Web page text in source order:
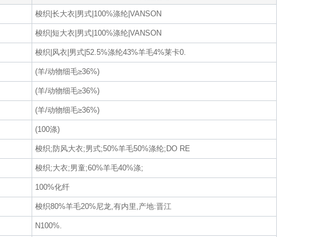
梭织|长大衣|男式|100%涤纶|VANSON
梭织|短大衣|男式|100%涤纶|VANSON
梭织|风衣|男式|52.5%涤纶43%羊毛4%莱卡0.
(羊/动物细毛≥36%)
(羊/动物细毛≥36%)
(羊/动物细毛≥36%)
(100涤)
梭织;防风大衣;男式;50%羊毛50%涤纶;DO RE
梭织;大衣;男童;60%羊毛40%涤;
100%化纤
梭织80%羊毛20%尼龙,有内里,产地:晋江
N100%.